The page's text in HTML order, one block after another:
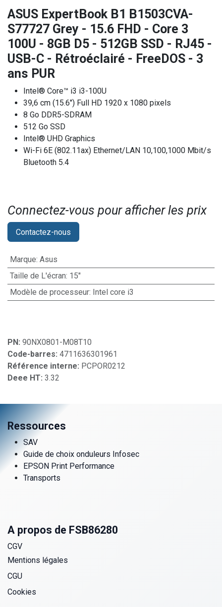
ASUS ExpertBook B1 B1503CVA-
S77727 Grey - 15.6 FHD - Core 3
100U - 8GB D5 - 512GB SSD - RJ45 -
USB-C - Rétroéclairé - FreeDOS - 3
ans PUR
Intel® Core™ i3 i3-100U
39,6 cm (15.6") Full HD 1920 x 1080 pixels
8 Go DDR5-SDRAM
512 Go SSD
Intel® UHD Graphics
Wi-Fi 6E (802.11ax) Ethernet/LAN 10,100,1000 Mbit/s
Bluetooth 5.4
Connectez-vous pour afficher les prix​
Contactez-nous
Marque: Asus
Taille de L'écran: 15"
Modèle de processeur: Intel core i3
PN: 90NX0801-M08T10
Code-barres: 4711636301961
Référence interne: PCPOR0212
Deee HT: 3.32
Ressources
SAV
Guide de choix onduleurs Infosec
EPSON Print Performance
Transports
A propos de FSB86280
CGV
Mentions légales
CGU
Cookies